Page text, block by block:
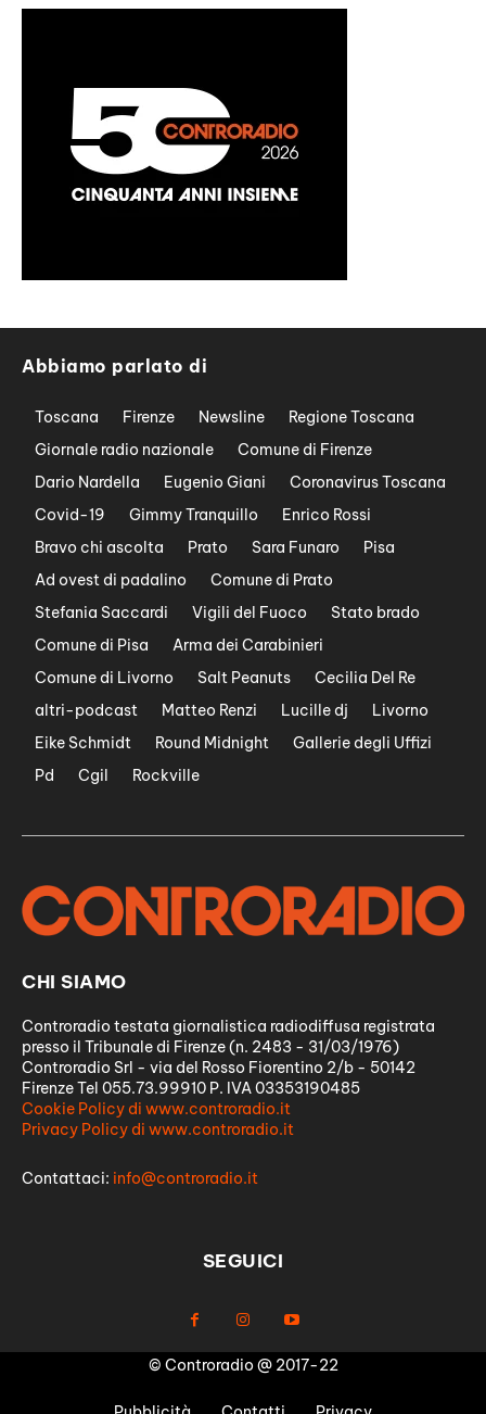
Abbiamo parlato di
Toscana Firenze Newsline
Regione Toscana
Giornale radio nazionale
Comune di Firenze
Dario Nardella
Eugenio Giani
Coronavirus Toscana
Covid-19
Gimmy Tranquillo
Enrico Rossi
Bravo chi ascolta
Prato Sara Funaro
Pisa
Ad ovest di padalino
Comune di Prato
Stefania Saccardi
Vigili del Fuoco
Stato brado
Comune di Pisa
Arma dei Carabinieri
Comune di Livorno
Salt Peanuts
Cecilia Del Re
altri-podcast
Matteo Renzi Lucille dj
Livorno
Eike Schmidt
Round Midnight
Gallerie degli Uffizi
Pd
Cgil Rockville
CHI SIAMO
Controradio testata giornalistica radiodiffusa registrata
presso il Tribunale di Firenze (n. 2483 - 31/03/1976)
Controradio Srl - via del Rosso Fiorentino 2/b - 50142
Firenze Tel 055.73.99910 P. IVA 03353190485
Cookie Policy di www.controradio.it
Privacy Policy di www.controradio.it
Contattaci: info@controradio.it
SEGUICI
© Controradio @ 2017-22